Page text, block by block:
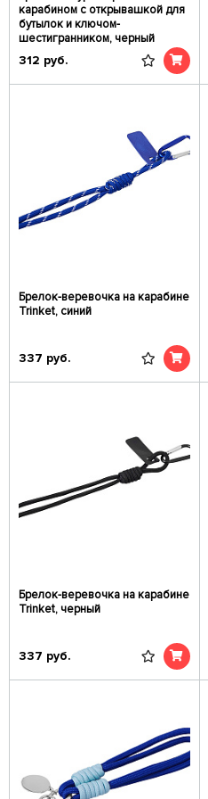
карабином с открывашкой для
бутылок и ключом-
шестигранником, черный
312 руб.
Брелок-веревочка на карабине
Trinket, синий
337 руб.
Брелок-веревочка на карабине
Trinket, черный
337 руб.